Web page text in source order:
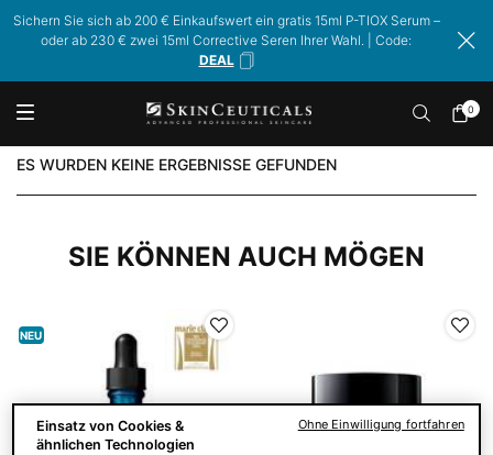
Sichern Sie sich ab 200 € Einkaufswert ein gratis 15ml P-TIOX Serum –
oder ab 230 € zwei 15ml Corrective Seren Ihrer Wahl. | Code:
DEAL
Mein
0
0
Hauptinhalt
ES WURDEN KEINE ERGEBNISSE GEFUNDEN
SIE KÖNNEN AUCH MÖGEN
NEU
Einsatz von Cookies &
ähnlichen Technologien
Ohne Einwilligung fortfahren